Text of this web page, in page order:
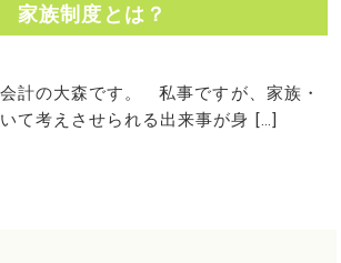
家族制度とは？
計の大森です。 私事ですが、家族・
て考えさせられる出来事が身 […]